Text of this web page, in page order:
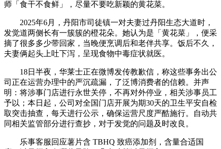
师「食干不食鲜」，尽量不要吃新颖的黄花菜。
2025年6月，丹阳市司徒镇一对夫妻过丹阳生态大道时，
发觉道两侧长有一簇簇的橙花朵。她认为是「黄花菜」，便采
摘了很多多少带回家，当晚便烹调后和老伴共享。饭后不久，
夫妻俩起头上吐下泻，呈现食物中毒症状就医。
18日半夜，华莱士正在微博发传教歉信，称这些事务出公
司正在运营办理中的严沉疏漏，了泛博消费者的信赖。并声
明：将涉事门店进行永世关停，不再对外停业，相关涉事员工
予以；本日起，公司对全国门店开展为期30天的卫生平安自检
取突击抽查，每天进行公示，确保运营尺度严酷施行。自动共
同相关监管部分进行查抄，对于发觉的问题及时改良。
乐事客服回应薯片含 TBHQ 致癌添加剂，含量合适国